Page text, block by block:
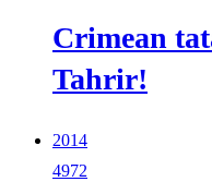
Crimean
Tahrir!
2014
4972